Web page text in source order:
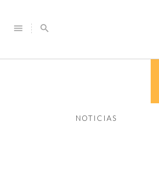
menu search
NOTICIAS